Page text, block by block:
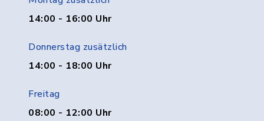
14:00 - 16:00 Uhr
Donnerstag zusätzlich
14:00 - 18:00 Uhr
Freitag
08:00 - 12:00 Uhr